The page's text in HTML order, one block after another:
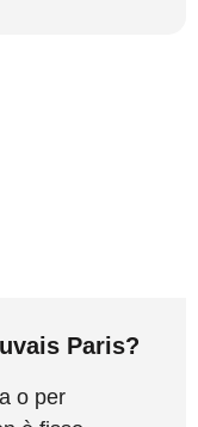
Paris?
o per